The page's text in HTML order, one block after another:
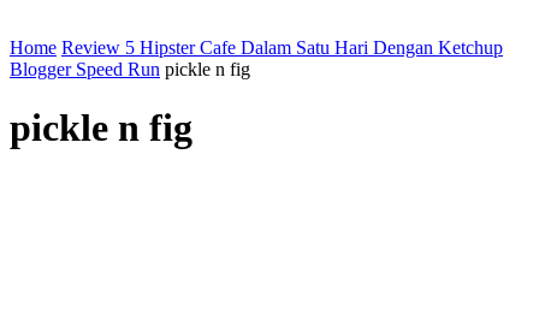
Home Review 5 Hipster Cafe Dalam Satu Hari Dengan Ketchup
Blogger Speed Run pickle n fig
pickle n fig